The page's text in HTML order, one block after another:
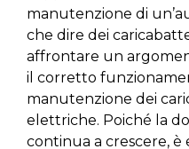
manutenzione di
che dire dei
affrontare un
il corretto
manutenzione dei
elettriche. Poiché la
continua a crescere, è